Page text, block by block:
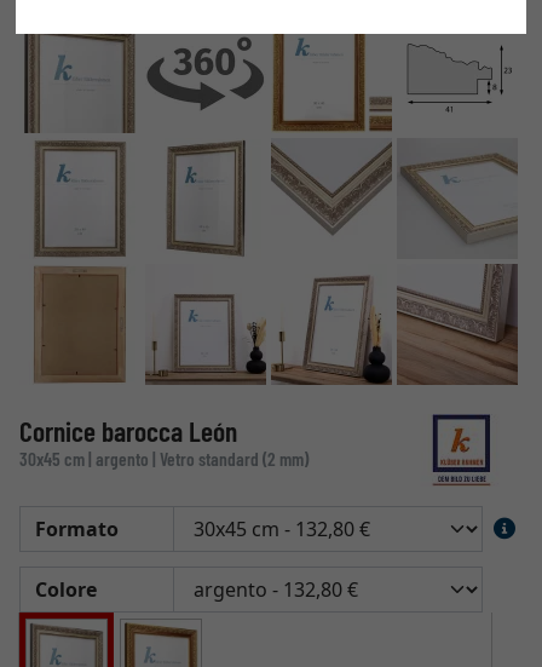
Cornice barocca León
30x45 cm | argento | Vetro standard (2 mm)
Formato
Colore